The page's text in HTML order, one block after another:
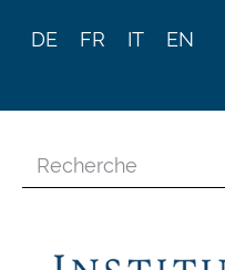
DE FR IT EN